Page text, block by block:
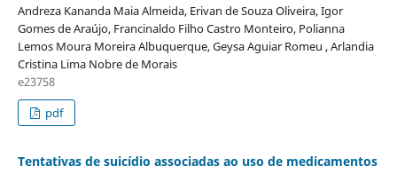
Andreza Kananda Maia Almeida, Erivan de Souza Oliveira, Igor
Gomes de Araújo, Francinaldo Filho Castro Monteiro, Polianna
Lemos Moura Moreira Albuquerque, Geysa Aguiar Romeu , Arlandia
Cristina Lima Nobre de Morais
e23758
pdf
Tentativas de suicídio associadas ao uso de medicamentos